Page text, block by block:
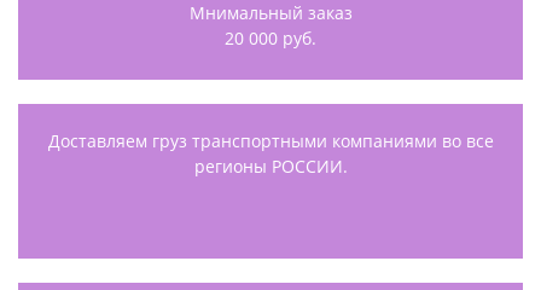
Мнимальный заказ
20 000 руб.
Доставляем груз транспортными компаниями во все
регионы РОССИИ.